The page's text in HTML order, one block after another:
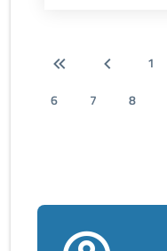
1
6
7 8